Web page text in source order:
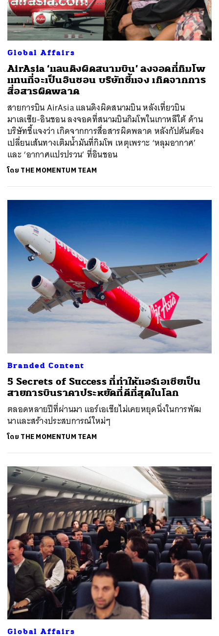
Global Affairs
AirAsia ‘แลนดิงผิดสนามบิน’ ลงจอดที่กิมโพ
แทนที่จะเป็นอินชอน บริษัทชี้แจง เกิดจากการ
สื่อสารผิดพลาด
สายการบิน AirAsia แลนดิงผิดสนามบิน หลังเที่ยวบิน
มาเลเซีย-อินชอน ลงจอดที่สนามบินกิมโพในเกาหลีใต้ ด้าน
บริษัทชี้แจงว่า เกิดจากการสื่อสารผิดพลาด หลังกัปตันต้อง
เปลี่ยนเส้นทางเติมน้ำมันที่กิมโพ เหตุเพราะ ‘หลุมอากาศ’
และ ‘อากาศแปรปรวน’ ที่อินชอน
โดย THE MOMENTUM TEAM
Branded Content
5 Secrets of Success ที่ทำให้แอร์เอเชียเป็น
สายการบินราคาประหยัดที่ดีที่สุดในโลก
ตลอดหลายปีที่ผ่านมา แอร์เอเชียไม่เคยหยุดนิ่งในการพัฒ
นาเเละสร้างประสบการณ์ใหม่ๆ
โดย THE MOMENTUM TEAM
Global Affairs
ค้นหา
SHARE TWEET